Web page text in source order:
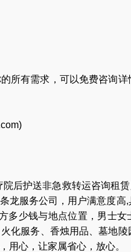
所有需求，可以免费咨询
)
院后护送非急救转运咨询租赁
龙服务公司
，用户满意度
多少钱与地点位置 ， 男士女
火化服务 香烛用品 、墓地陵
用心，让家属省心，放心。